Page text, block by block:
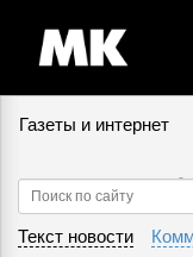
Газеты и интернет
9
Текст новости